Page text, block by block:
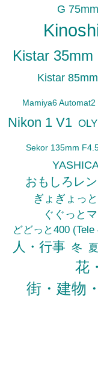
G
Kistar 35mm
Kistar
Mamiya6 Automat2
Nikon 1 V1
Sekor 135mm
おもしろレ
ぎょぎょっ
ぐぐっと
どどっと400 (Tele
人・行事 冬 夏
花
街・建物